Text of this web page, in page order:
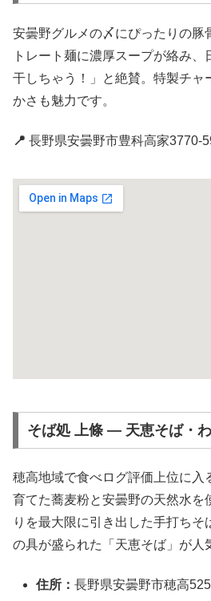
安曇野グルメの〆にぴったりの豚
トレート麺に濃厚スープが絡み
干しちゃう！」と絶賛。特製チャ
かさも魅力です。
📍 長野県安曇野市豊科高家3770-
そば処 上條 ― 天恵そば・
穂高地域で食べログ評価上位に入
育てた蕎麦粉と安曇野の天然水を
りを最大限に引き出した手打ちそ
の具が盛られた「天恵そば」が人
住所：長野県安曇野市穂高